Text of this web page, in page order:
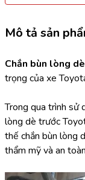
Mô tả sản
Chắn bùn lòng
trọng của xe
Trong qua trình sử
lòng dè trước
thế chắn bùn lòng
thẩm mỹ và an